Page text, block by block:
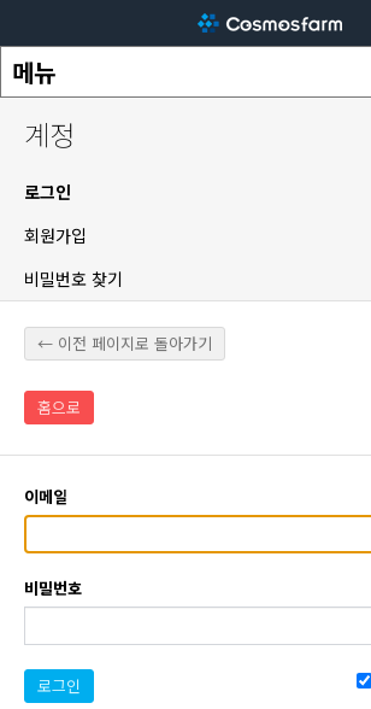
계정
로그인
회원가입
비밀번호 찾기
← 이전 페이지로 돌아가기
홈으로
이메일
비밀번호
로그인